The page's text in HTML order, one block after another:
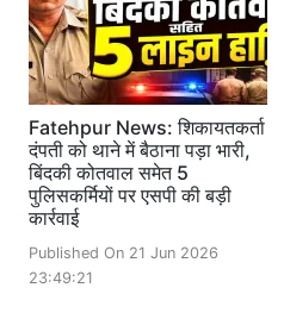
Fatehpur News: शिकायतकर्ता
दंपती को थाने में बैठाना पड़ा भारी,
बिंदकी कोतवाल समेत 5
पुलिसकर्मियों पर एसपी की बड़ी
कार्रवाई
Published On 21 Jun 2026
23:49:21